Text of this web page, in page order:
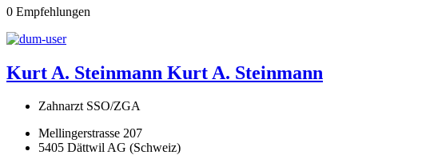
0 Empfehlungen
Kurt A. Steinmann Kurt A. Steinmann
Zahnarzt SSO/ZGA
Mellingerstrasse 207
5405 Dättwil AG (Schweiz)